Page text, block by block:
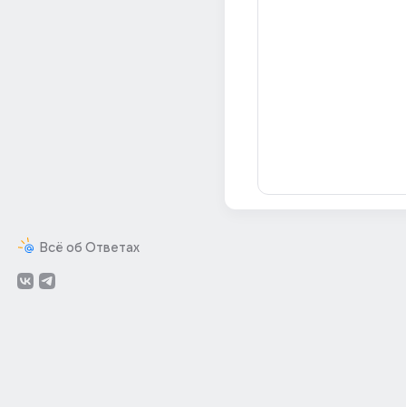
Всё об Ответах